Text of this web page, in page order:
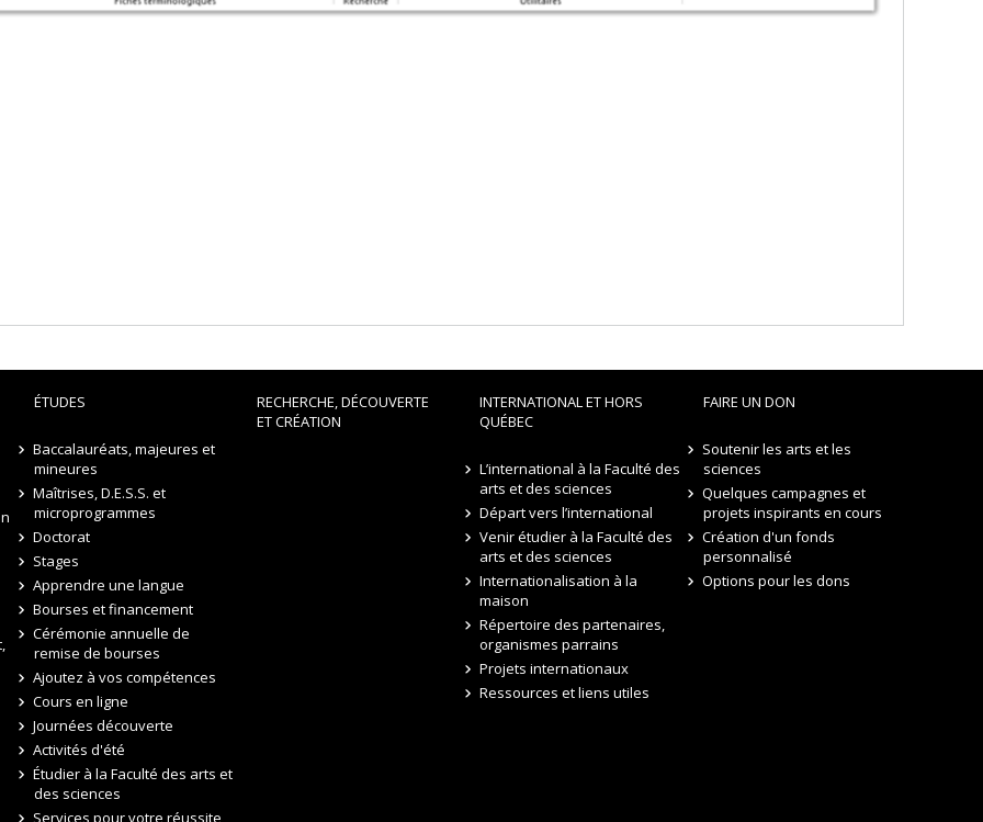
ÉTUDES
Baccalauréats, majeures et
mineures
Maîtrises, D.E.S.S. et
microprogrammes
Doctorat
Stages
Apprendre une langue
Bourses et financement
Cérémonie annuelle de
remise de bourses
Ajoutez à vos compétences
Cours en ligne
Journées découverte
Activités d'été
Étudier à la Faculté des arts et
des sciences
Services pour votre réussite
RECHERCHE, DÉCOUVERTE
ET CRÉATION
INTERNATIONAL ET HORS
QUÉBEC
L’international à la Faculté des
arts et des sciences
Départ vers l’international
Venir étudier à la Faculté des
arts et des sciences
Internationalisation à la
maison
Répertoire des partenaires,
organismes parrains
Projets internationaux
Ressources et liens utiles
FAIRE UN DON
Soutenir les arts et les
sciences
Quelques campagnes et
projets inspirants en cours
Création d'un fonds
personnalisé
Options pour les dons